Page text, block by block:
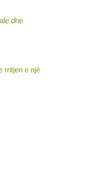
dhe
rritjen e një